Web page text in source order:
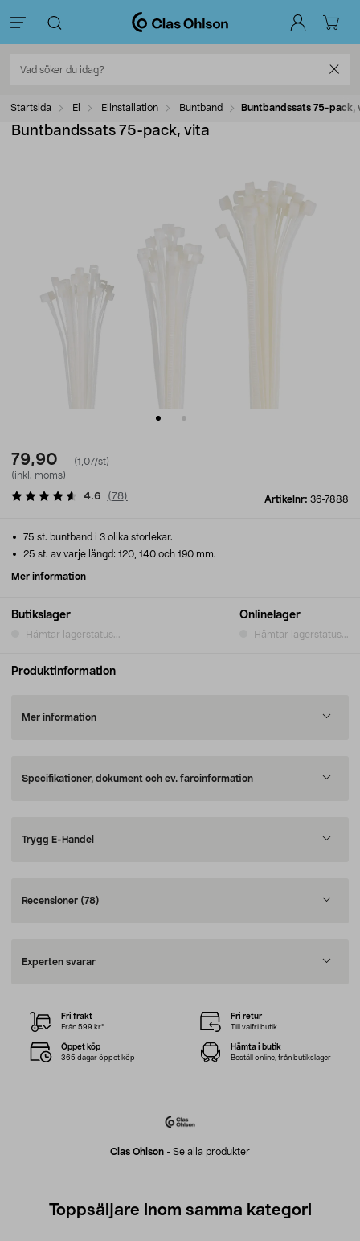
Startsida El Elinstallation Buntband Buntbandssats 75-pack,
Buntbandssats 75-pack, vita
79,90
(1,07/st)
(inkl. moms)
Artikelnr: 36-7888
4.6 (78)
Butikslager
Hämtar lagerstatus...
Onlinelager
Hämtar lagerstatus...
75 st. buntband i 3 olika storlekar.
25 st. av varje längd: 120, 140 och 190 mm.
Mer information
Produktinformation
Mer information
Specifikationer, dokument och ev. faroinformation
Trygg E-Handel
Recensioner (78)
Experten svarar
Clas Ohlson - Se alla produkter
Fri frakt
Från 599 kr*
Fri retur
Till valfri butik
Öppet köp
365 dagar öppet köp
Hämta i butik
Beställ online, från butikslager
Toppsäljare inom samma kategori